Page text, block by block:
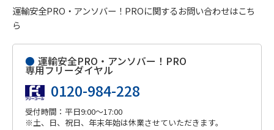
運輸安全PRO・アンソバー！PROに関するお問い合わせはこち
ら
● 運輸安全PRO・アンソバー！PRO
専用フリーダイヤル
0120-984-228
受付時間：平日9:00～17:00
※土、日、祝日、年末年始は休業させていただきます。